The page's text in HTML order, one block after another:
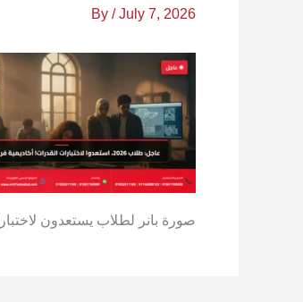
By /July 7, 2026
صورة بانر لطلاب يستعدون